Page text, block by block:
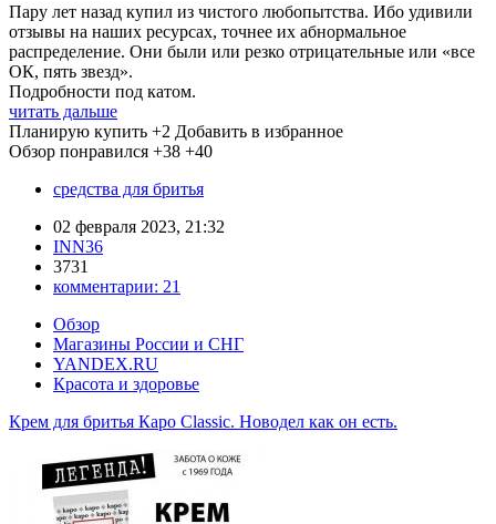
Пару лет назад купил из чистого любопытства. Ибо удивили
отзывы на наших ресурсах, точнее их абнормальное
распределение. Они были или резко отрицательные или «все
ОК, пять звезд».
Подробности под катом.
читать дальше
Планирую купить +2 Добавить в избранное
Обзор понравился +38 +40
средства для бритья
02 февраля 2023, 21:32
INN36
3731
комментарии: 21
Обзор
Магазины России и СНГ
YANDEX.RU
Красота и здоровье
Крем для бритья Каро Classic. Новодел как он есть.